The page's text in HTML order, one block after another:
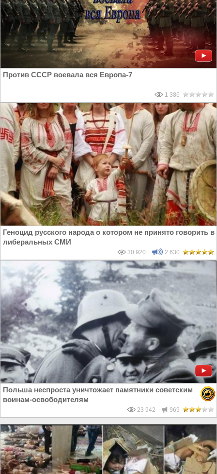
Против СССР воевала вся Европа-7
1 386
Геноцид русского народа о котором не принято говорить в
либеральных СМИ
30 920 2 630
Польша неспроста уничтожает памятники советским
воинам-освободителям
23 942 969